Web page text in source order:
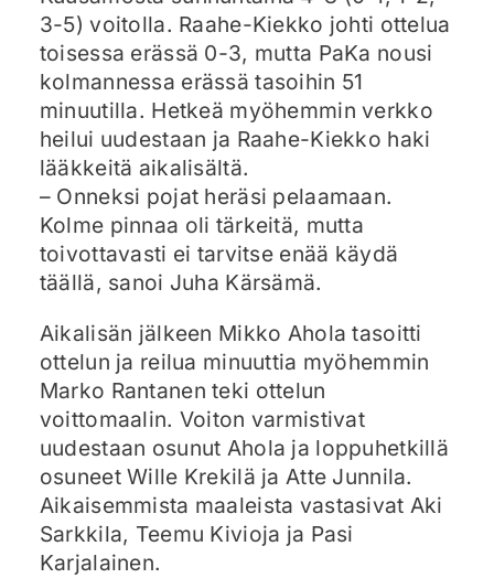
3-5) voitolla. Raahe-Kiekko johti ottelua
toisessa erässä 0-3, mutta PaKa nousi
kolmannessa erässä tasoihin 51
minuutilla. Hetkeä myöhemmin verkko
heilui uudestaan ja Raahe-Kiekko haki
lääkkeitä aikalisältä.
– Onneksi pojat heräsi pelaamaan.
Kolme pinnaa oli tärkeitä, mutta
toivottavasti ei tarvitse enää käydä
täällä, sanoi Juha Kärsämä.
Aikalisän jälkeen Mikko Ahola tasoitti
ottelun ja reilua minuuttia myöhemmin
Marko Rantanen teki ottelun
voittomaalin. Voiton varmistivat
uudestaan osunut Ahola ja loppuhetkillä
osuneet Wille Krekilä ja Atte Junnila.
Aikaisemmista maaleista vastasivat Aki
Sarkkila, Teemu Kivioja ja Pasi
Karjalainen.